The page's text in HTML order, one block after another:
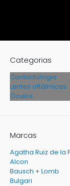
Categorias
Contactologia
Lentes oftálmicas
Óculos
Marcas
Agatha Ruiz de la
Alcon
Bausch + Lomb
Bulgari